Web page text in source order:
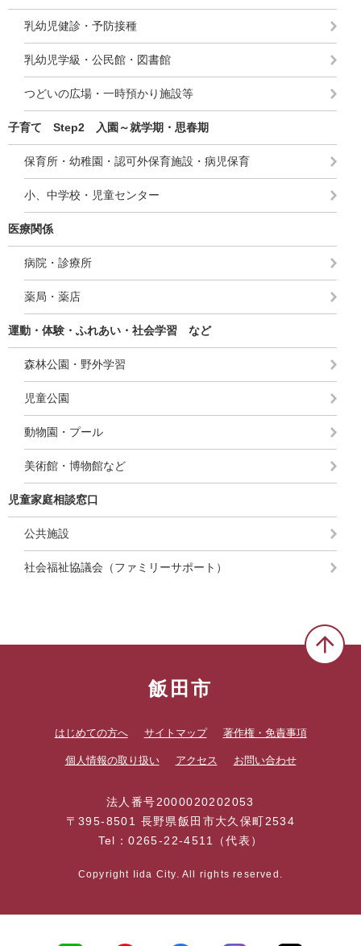
乳幼児健診・予防接種
乳幼児学級・公民館・図書館
つどいの広場・一時預かり施設等
子育て Step2 入園～就学期・思春期
保育所・幼稚園・認可外保育施設・病児保育
小、中学校・児童センター
医療関係
病院・診療所
薬局・薬店
運動・体験・ふれあい・社会学習 など
森林公園・野外学習
児童公園
動物園・プール
美術館・博物館など
児童家庭相談窓口
公共施設
社会福祉協議会（ファミリーサポート）
飯田市
はじめての方へ サイトマップ 著作権・免責事項
個人情報の取り扱い アクセス お問い合わせ
法人番号2000020202053
〒395-8501 長野県飯田市大久保町2534
Tel：0265-22-4511（代表）
Copyright Iida City. All rights reserved.